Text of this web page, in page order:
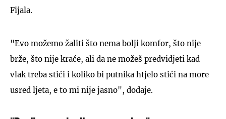
Fijala.
"Evo možemo žaliti što nema bolji komfor, što nije
brže, što nije kraće, ali da ne možeš predvidjeti kad
vlak treba stići i koliko bi putnika htjelo stići na more
usred ljeta, e to mi nije jasno", dodaje.